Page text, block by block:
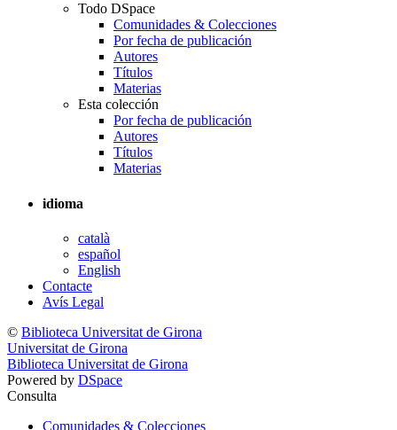
Todo DSpace
Comunidades & Colecciones
Por fecha de publicación
Autores
Títulos
Materias
Esta colección
Por fecha de publicación
Autores
Títulos
Materias
idioma
català
español
English
Contacte
Avís Legal
© Biblioteca Universitat de Girona
Universitat de Girona
Biblioteca Universitat de Girona
Powered by DSpace
Consulta
Comunidades & Colecciones